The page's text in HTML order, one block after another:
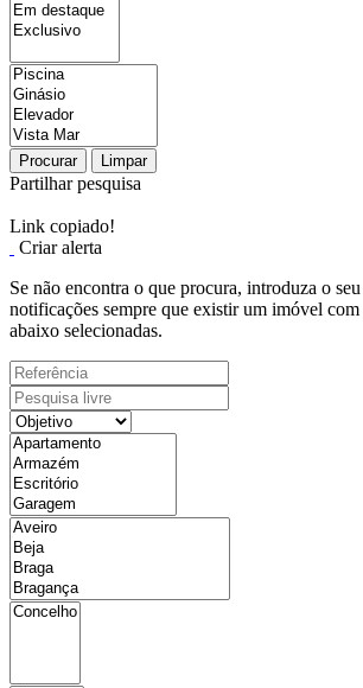
Procurar Limpar
Partilhar pesquisa
Link copiado!
Criar alerta
Se não encontra o que procura, introduza o
notificações sempre que existir um imóvel com
abaixo selecionadas.